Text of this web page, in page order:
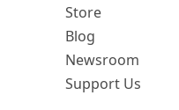
Store
Blog
Newsroom
Support Us